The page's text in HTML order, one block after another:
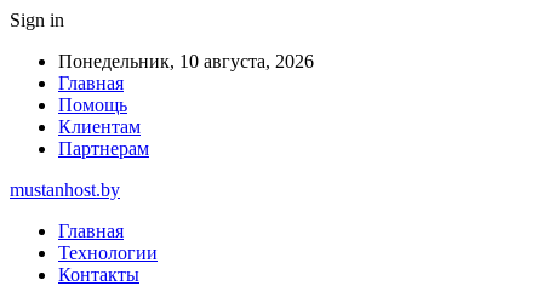
Sign in
Понедельник, 10 августа, 2026
Главная
Помощь
Клиентам
Партнерам
mustanhost.by
Главная
Технологии
Контакты